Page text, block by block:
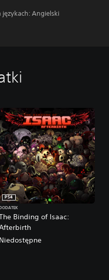
językach: Angielski
Binding of Isaac:
PS4
Niedostępne